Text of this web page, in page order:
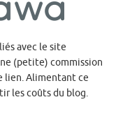
avec le site
(petite) commission
lien. Alimentant ce
les coûts du blog.